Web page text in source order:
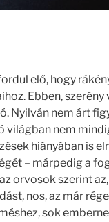
elő, hogy
Ebben, szerény
Nyilván nem árt
világban nem
hiányában is
– márpedig a
orvosok szerint
nos, az már
sok